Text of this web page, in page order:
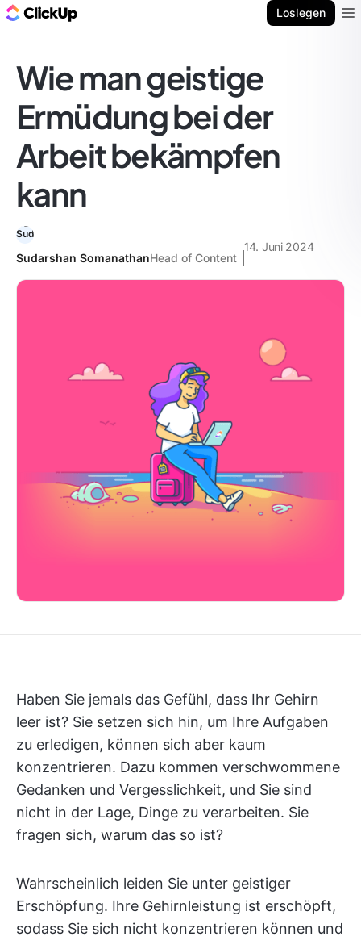
Loslegen
Wie man geistige
Ermüdung bei der
Arbeit bekämpfen
kann
Sudarshan SomanathanHead of Content
14. Juni 2024
Haben Sie jemals das Gefühl, dass Ihr Gehirn
leer ist? Sie setzen sich hin, um Ihre Aufgaben
zu erledigen, können sich aber kaum
konzentrieren. Dazu kommen verschwommene
Gedanken und Vergesslichkeit, und Sie sind
nicht in der Lage, Dinge zu verarbeiten. Sie
fragen sich, warum das so ist?
Wahrscheinlich leiden Sie unter geistiger
Erschöpfung. Ihre Gehirnleistung ist erschöpft,
sodass Sie sich nicht konzentrieren können und